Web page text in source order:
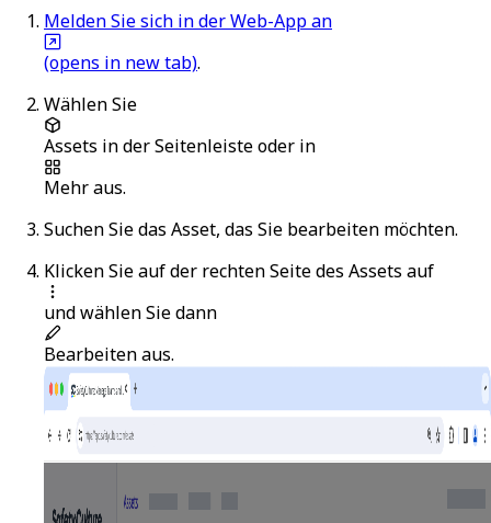
Melden Sie sich in der Web-App an
(opens in new tab).
Wählen Sie
Assets in der Seitenleiste oder in
Mehraus.
Suchen Sie das Asset, das Sie bearbeiten möchten.
Klicken Sie auf der rechten Seite des Assets auf
und wählen Sie dann
Bearbeitenaus.